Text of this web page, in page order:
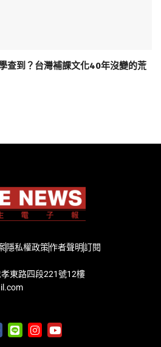
查到？台灣補課文化40年沒變的荒
隱私權政策作者聲明訂閱
東路四段221號12樓